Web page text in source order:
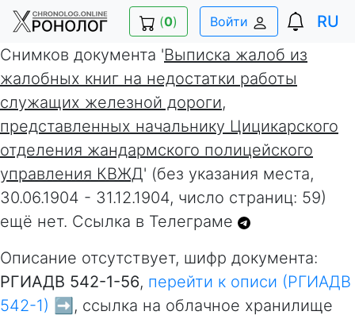
(0) Войти
RU
Снимков документа 'Выписка жалоб из
жалобных книг на недостатки работы
служащих железной дороги,
представленных начальнику Цицикарского
отделения жандармского полицейского
управления КВЖД' (без указания места,
30.06.1904 - 31.12.1904, число страниц: 59)
ещё нет. Ссылка в Телеграме
Описание отсутствует, шифр документа:
РГИАДВ 542-1-56, перейти к описи (РГИАДВ
542-1) ➡️ , ссылка на облачное хранилище